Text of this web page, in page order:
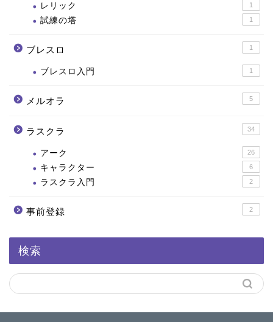
レリック 1
試練の塔 1
ブレスロ 1
ブレスロ入門 1
メルオラ 5
ラスクラ 34
アーク 26
キャラクター 6
ラスクラ入門 2
事前登録 2
検索